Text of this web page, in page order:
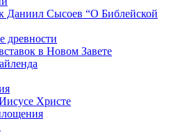
Даниил Сысоев “О Библейской
древности
в Новом Завете
Христе